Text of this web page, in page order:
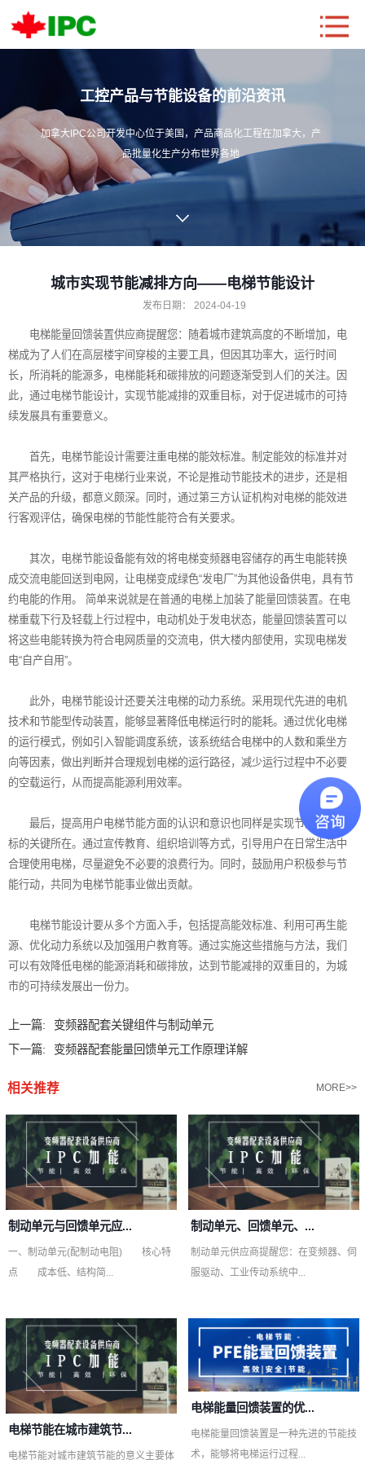
工控产品与节能设备的前沿资讯
加拿大IPC公司开发中心位于美国，产品商品化工程在加拿大，产
品批量化生产分布世界各地
城市实现节能减排方向——电梯节能设计
发布日期： 2024-04-19
电梯能量回馈装置供应商提醒您：随着城市建筑高度的不断增加，电
梯成为了人们在高层楼宇间穿梭的主要工具，但因其功率大，运行时间
长，所消耗的能源多，电梯能耗和碳排放的问题逐渐受到人们的关注。因
此，通过电梯节能设计，实现节能减排的双重目标，对于促进城市的可持
续发展具有重要意义。
首先，电梯节能设计需要注重电梯的能效标准。制定能效的标准并对
其严格执行，这对于电梯行业来说，不论是推动节能技术的进步，还是相
关产品的升级，都意义颇深。同时，通过第三方认证机构对电梯的能效进
行客观评估，确保电梯的节能性能符合有关要求。
其次，电梯节能设备能有效的将电梯变频器电容储存的再生电能转换
成交流电能回送到电网，让电梯变成绿色“发电厂”为其他设备供电，具有节
约电能的作用。 简单来说就是在普通的电梯上加装了能量回馈装置。在电
梯重载下行及轻载上行过程中，电动机处于发电状态，能量回馈装置可以
将这些电能转换为符合电网质量的交流电，供大楼内部使用，实现电梯发
电“自产自用”。
此外，电梯节能设计还要关注电梯的动力系统。采用现代先进的电机
技术和节能型传动装置，能够显著降低电梯运行时的能耗。通过优化电梯
的运行模式，例如引入智能调度系统，该系统结合电梯中的人数和乘坐方
向等因素，做出判断并合理规划电梯的运行路径，减少运行过程中不必要
的空载运行，从而提高能源利用效率。
最后，提高用户电梯节能方面的认识和意识也同样是实现节能减排目
标的关键所在。通过宣传教育、组织培训等方式，引导用户在日常生活中
合理使用电梯，尽量避免不必要的浪费行为。同时，鼓励用户积极参与节
能行动，共同为电梯节能事业做出贡献。
电梯节能设计要从多个方面入手，包括提高能效标准、利用可再生能
源、优化动力系统以及加强用户教育等。通过实施这些措施与方法，我们
可以有效降低电梯的能源消耗和碳排放，达到节能减排的双重目的，为城
市的可持续发展出一份力。
上一篇:
变频器配套关键组件与制动单元
下一篇:
变频器配套能量回馈单元工作原理详解
相关推荐 MORE>>
制动单元与回馈单元应...
一、制动单元(配制动电阻) 核心特
点 成本低、结构简...
制动单元、回馈单元、...
制动单元供应商提醒您：在变频器、伺
服驱动、工业传动系统中...
电梯节能在城市建筑节...
电梯节能对城市建筑节能的意义主要体
电梯能量回馈装置的优...
电梯能量回馈装置是一种先进的节能技
术，能够将电梯运行过程...